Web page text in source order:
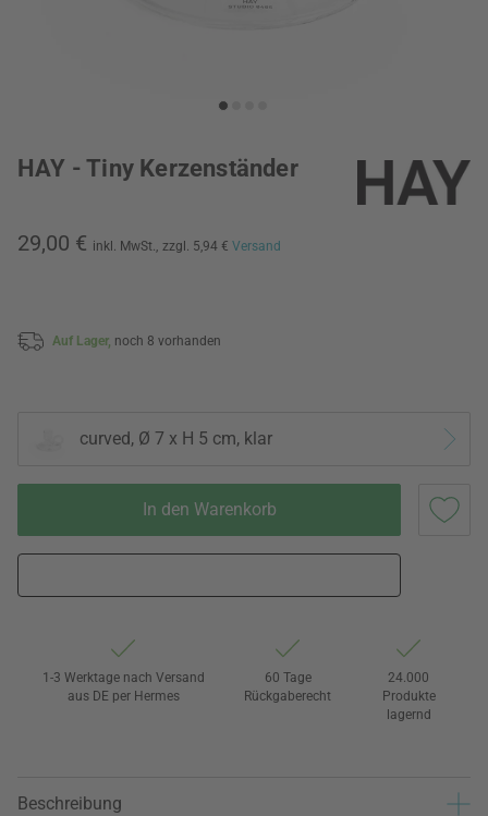
HAY - Tiny Kerzenständer
29,00 € inkl. MwSt., zzgl. 5,94 € Versand
Auf Lager, noch 8 vorhanden
curved, Ø 7 x H 5 cm, klar
In den Warenkorb
1-3 Werktage nach Versand
aus DE per Hermes
60 Tage
Rückgaberecht
24.000
Produkte
lagernd
Beschreibung